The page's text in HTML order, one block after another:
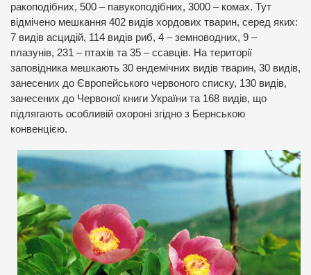
ракоподібних, 500 – павукоподібних, 3000 – комах. Тут
відмічено мешкання 402 видів хордових тварин, серед яких:
7 видів асцидій, 114 видів риб, 4 – земноводних, 9 –
плазунів, 231 – птахів та 35 – ссавців. На території
заповідника мешкають 30 ендемічних видів тварин, 30 видів,
занесених до Європейського червоного списку, 130 видів,
занесених до Червоної книги України та 168 видів, що
підлягають особливій охороні згідно з Бернською
конвенцією.